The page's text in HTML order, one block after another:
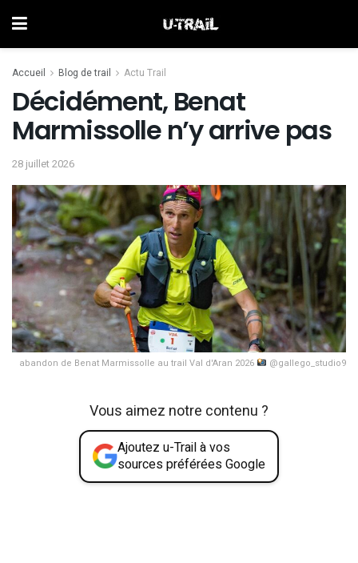
Accueil Blog de trail Actu Trail
Décidément, Benat
Marmissolle n’y arrive pas
28 juillet 2026
abandon de Benat Marmissolle au trail Val d'Aran 2026 @gallego_studio9
Vous aimez notre contenu ?
Ajoutez u-Trail à vos
sources préférées Google